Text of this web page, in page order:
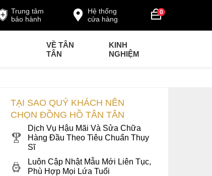
0
Hệ thống
cửa hàng
Trung tâm
bảo hành
VỀ TÂN
TÂN
KINH
NGHIỆM
TẠI SAO QUÝ KHÁCH NÊN
CHỌN ĐỒNG HỒ TÂN TÂN
Dịch Vụ Hậu Mãi Và Sửa Chữa
Hàng Đầu Theo Tiêu Chuẩn Thụy
Sĩ
Luôn Cập Nhật Mẫu Mới Liên Tục,
Phù Hợp Mọi Lứa Tuổi